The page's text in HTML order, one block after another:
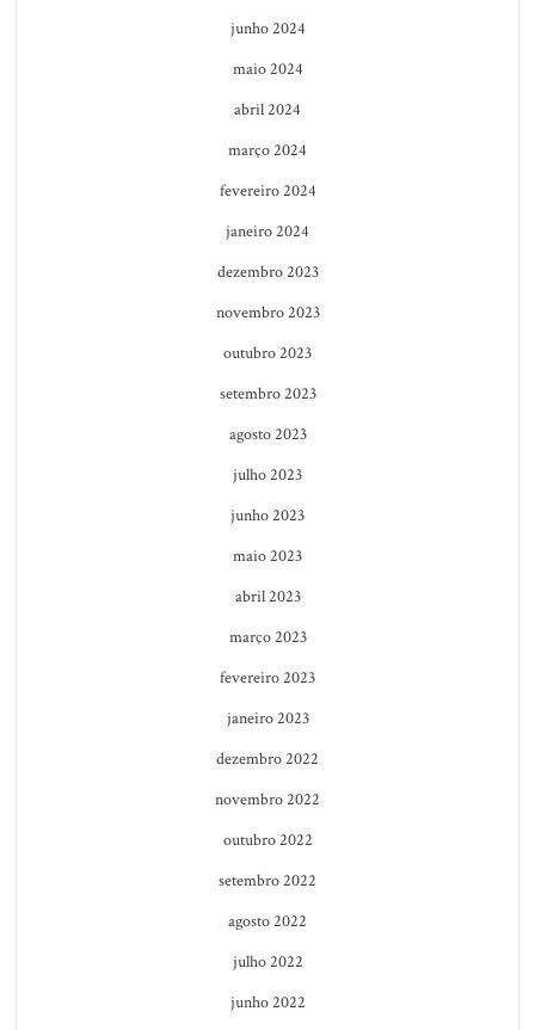
junho 2024
maio 2024
abril 2024
março 2024
fevereiro 2024
janeiro 2024
dezembro 2023
novembro 2023
outubro 2023
setembro 2023
agosto 2023
julho 2023
junho 2023
maio 2023
abril 2023
março 2023
fevereiro 2023
janeiro 2023
dezembro 2022
novembro 2022
outubro 2022
setembro 2022
agosto 2022
julho 2022
junho 2022